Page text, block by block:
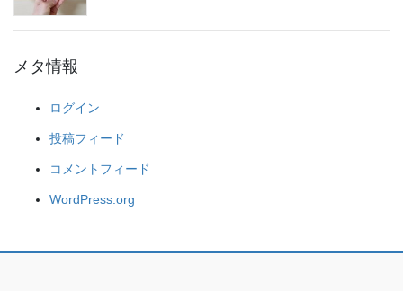
メタ情報
ログイン
投稿フィード
コメントフィード
WordPress.org